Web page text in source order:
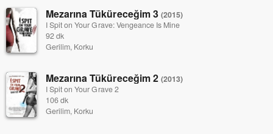
Mezarına Tüküreceğim 3 (2015)
I Spit on Your Grave: Vengeance Is Mine
92 dk
Gerilim, Korku
Mezarına Tüküreceğim 2 (2013)
I Spit on Your Grave 2
106 dk
Gerilim, Korku